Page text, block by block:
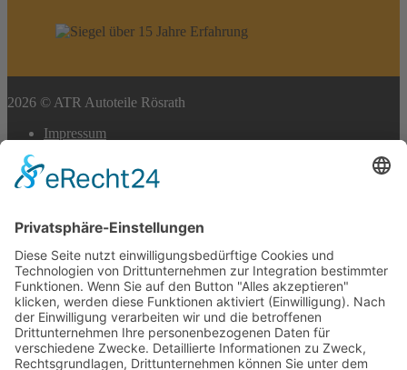
2026 © ATR Autoteile Rösrath
Impressum
Cookie-Einstellungen
to
top